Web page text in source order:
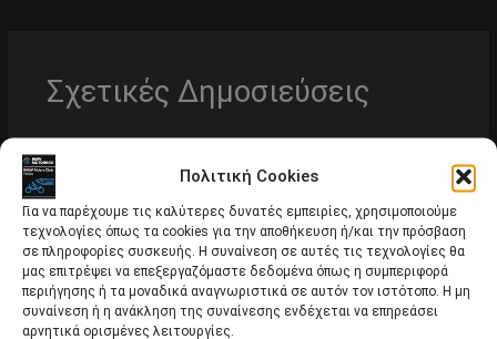
Πολιτική Cookies
Για να παρέχουμε τις καλύτερες δυνατές εμπειρίες, χρησιμοποιούμε
τεχνολογίες όπως τα cookies για την αποθήκευση ή/και την πρόσβαση
σε πληροφορίες συσκευής. Η συναίνεση σε αυτές τις τεχνολογίες θα
μας επιτρέψει να επεξεργαζόμαστε δεδομένα όπως η συμπεριφορά
περιήγησης ή τα μοναδικά αναγνωριστικά σε αυτόν τον ιστότοπο. Η μη
συναίνεση ή η ανάκληση της συναίνεσης ενδέχεται να επηρεάσει
αρνητικά ορισμένες λειτουργίες.
Σχετικές Δημοσιεύσεις